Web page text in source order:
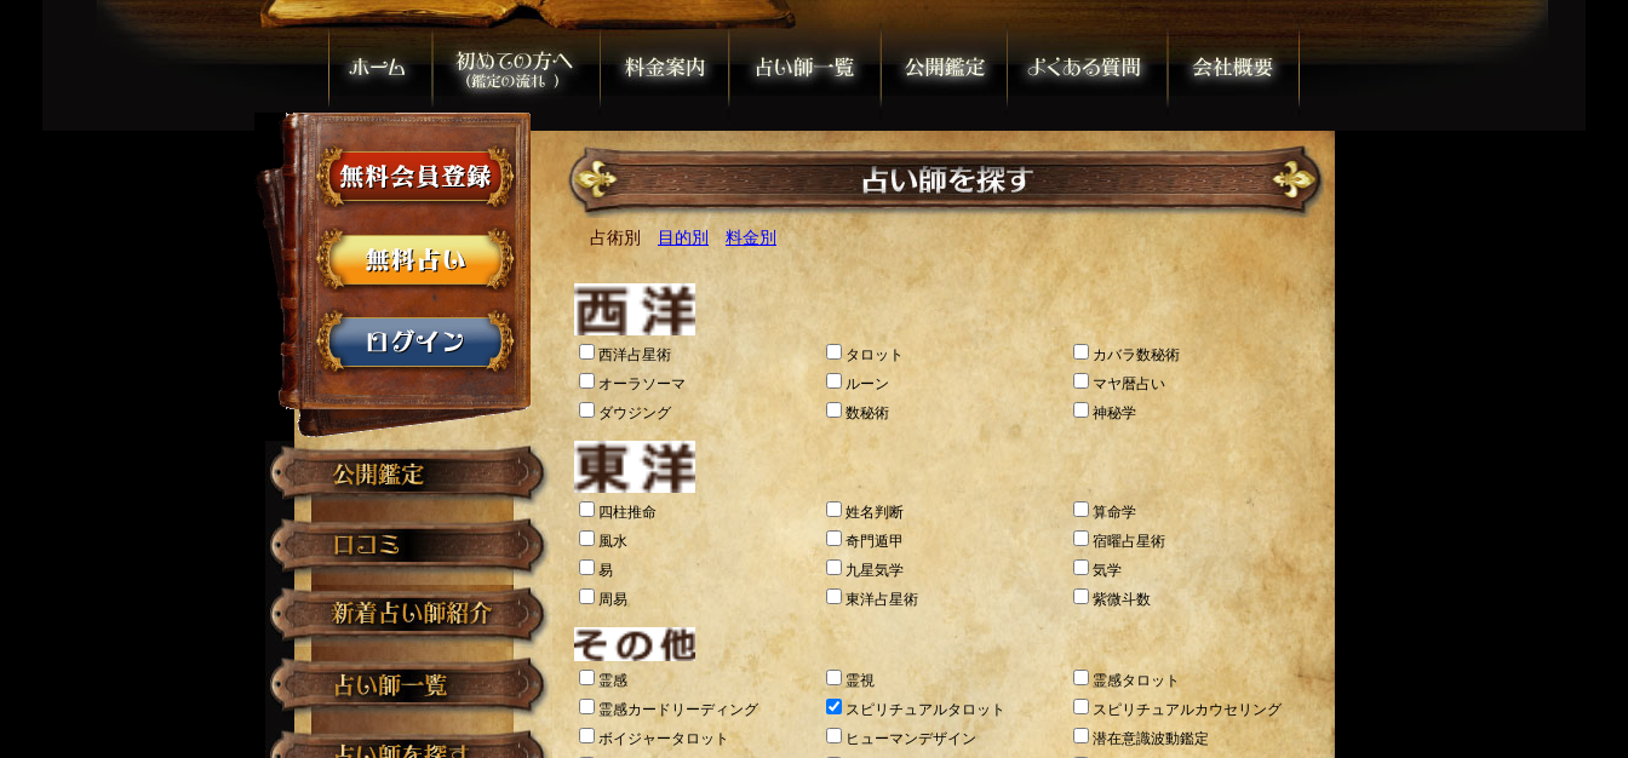
占術別 目的別 料金別
西洋占星術 タロット
カバラ数秘術
オーラソーマ
ルーン
マヤ暦占い
ダウジング
数秘術 神秘学
四柱推命 姓名判断
算命学
風水
奇門遁甲
宿曜占星術
易
九星気学
気学
周易
東洋占星術 紫微斗数
霊感 霊視
霊感タロット
霊感カードリーディング
スピリチュアルタロット
スピリチュアルカウセリング
ボイジャータロット
ヒューマンデザイン
潜在意識波動鑑定